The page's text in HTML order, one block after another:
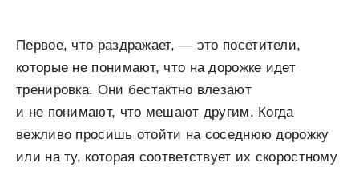
Первое, что раздражает, — это посетители,
которые не понимают, что на дорожке идет
тренировка. Они бестактно влезают
и не понимают, что мешают другим. Когда
вежливо просишь отойти на соседнюю дорожку
или на ту, которая соответствует их скоростному